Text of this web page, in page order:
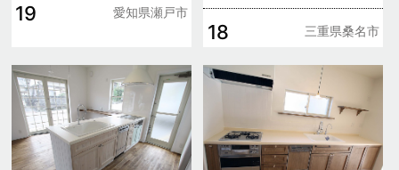
19 愛知県瀬戸市
18 三重県桑名市